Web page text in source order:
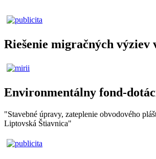
Riešenie migračných výziev
Environmentálny fond-
"Stavebné úpravy, zateplenie obvodového
Liptovská Štiavnica"